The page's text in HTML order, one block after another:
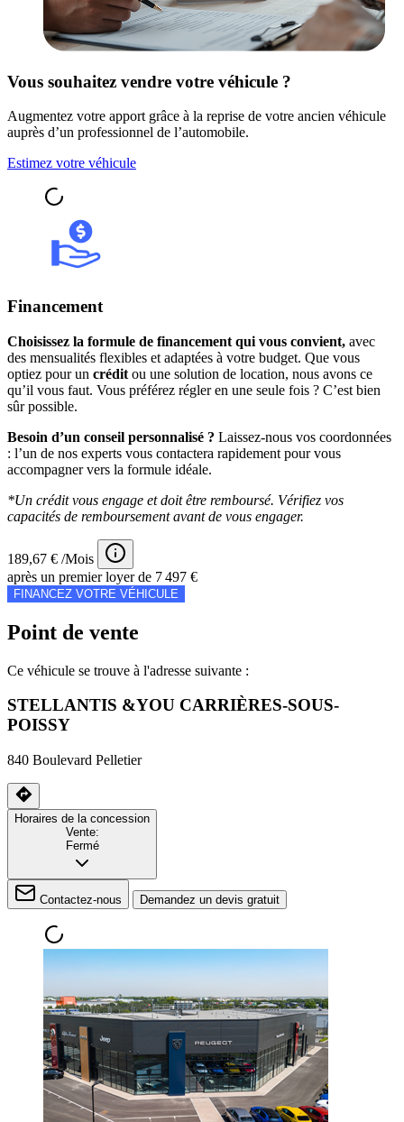
Vous souhaitez vendre votre véhicule ?
Augmentez votre apport grâce à la reprise de votre ancien véhicule
auprès d’un professionnel de l’automobile.
Estimez votre véhicule
Financement
Choisissez la formule de financement qui vous convient, avec
des mensualités flexibles et adaptées à votre budget. Que vous
optiez pour un crédit ou une solution de location, nous avons ce
qu’il vous faut. Vous préférez régler en une seule fois ? C’est bien
sûr possible.
Besoin d’un conseil personnalisé ? Laissez-nous vos coordonnées
: l’un de nos experts vous contactera rapidement pour vous
accompagner vers la formule idéale.
*Un crédit vous engage et doit être remboursé. Vérifiez vos
capacités de remboursement avant de vous engager.
189,67 € /Mois
après un premier loyer de 7 497 €
FINANCEZ VOTRE VÉHICULE
Point de vente
Ce véhicule se trouve à l'adresse suivante :
STELLANTIS &YOU CARRIÈRES-SOUS-
POISSY
840 Boulevard Pelletier
Horaires de la concession
Vente:
Fermé
Contactez-nous Demandez un devis gratuit